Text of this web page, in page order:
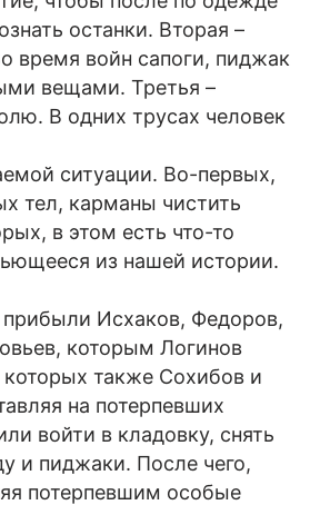
останки. Вторая –
время войн сапоги, пиджак
вещами. Третья –
В одних трусах человек
ситуации. Во-первых,
тел, карманы чистить
в этом есть что-то
из нашей истории.
Исхаков, Федоров,
которым Логинов
также Сохибов и
на потерпевших
войти в кладовку, снять
и пиджаки. После чего,
потерпевшим особые